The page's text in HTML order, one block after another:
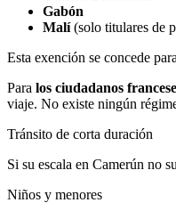
Gabón
Malí(solo titulares de
Esta exención se concede
Para los ciudadanos
viaje. No existe ningún
Tránsito de corta duración
Si su escala en Camerún no
Niños y menores